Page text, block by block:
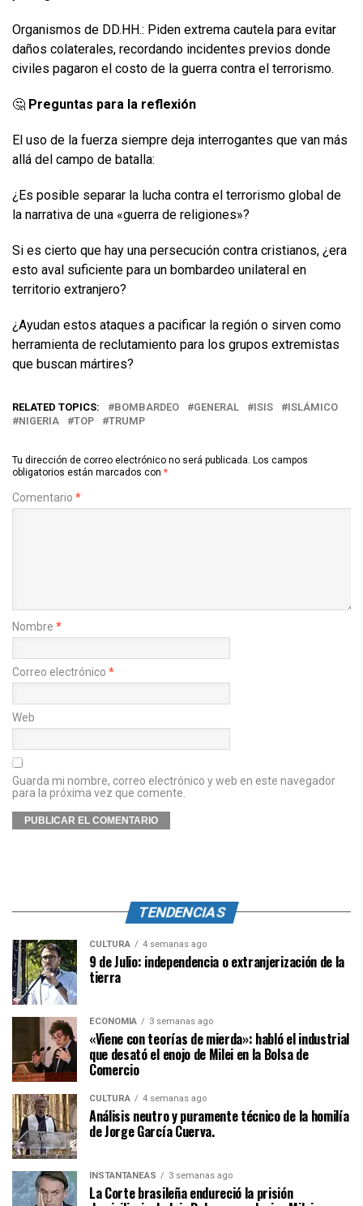
Organismos de DD.HH.: Piden extrema cautela para evitar
daños colaterales, recordando incidentes previos donde
civiles pagaron el costo de la guerra contra el terrorismo.
🤔 Preguntas para la reflexión
El uso de la fuerza siempre deja interrogantes que van más
allá del campo de batalla:
¿Es posible separar la lucha contra el terrorismo global de
la narrativa de una «guerra de religiones»?
Si es cierto que hay una persecución contra cristianos, ¿era
esto aval suficiente para un bombardeo unilateral en
territorio extranjero?
¿Ayudan estos ataques a pacificar la región o sirven como
herramienta de reclutamiento para los grupos extremistas
que buscan mártires?
RELATED TOPICS: BOMBARDEO GENERAL ISIS
ISLÁMICO
NIGERIA
TOP TRUMP
Tu dirección de correo electrónico no será publicada. Los campos
obligatorios están marcados con *
Comentario *
Nombre *
Correo electrónico *
Web
Guarda mi nombre, correo electrónico y web en este navegador
para la próxima vez que comente.
TENDENCIAS
CULTURA 4 semanas ago
9 de Julio: independencia o extranjerización de la
tierra
ECONOMÍA 3 semanas ago
«Viene con teorías de mierda»: habló el industrial
que desató el enojo de Milei en la Bolsa de
Comercio
CULTURA 4 semanas ago
Análisis neutro y puramente técnico de la homilía
de Jorge García Cuerva.
INSTANTÁNEAS 3 semanas ago
La Corte brasileña endureció la prisión